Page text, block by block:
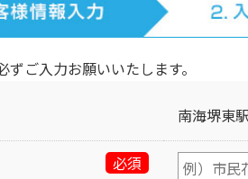
ずご入力お願いいたします。
南海堺東
必須